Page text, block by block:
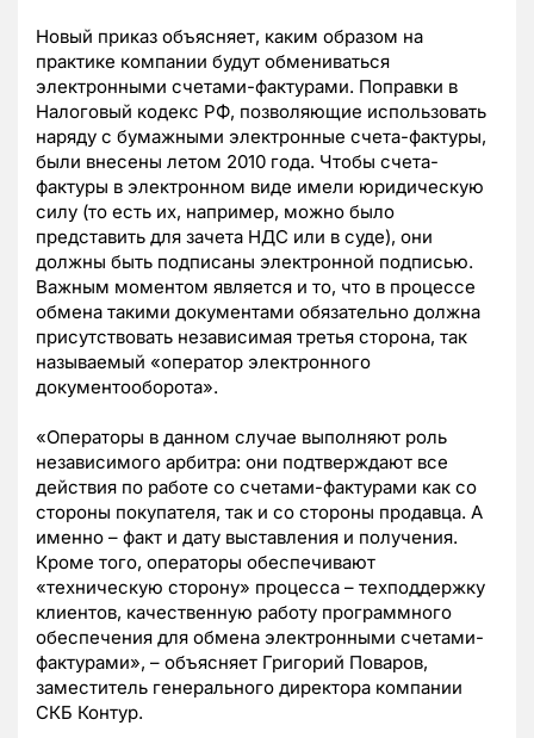
Новый приказ объясняет, каким образом на
практике компании будут обмениваться
электронными счетами-фактурами. Поправки в
Налоговый кодекс РФ, позволяющие использовать
наряду с бумажными электронные счета-фактуры,
были внесены летом 2010 года. Чтобы счета-
фактуры в электронном виде имели юридическую
силу (то есть их, например, можно было
представить для зачета НДС или в суде), они
должны быть подписаны электронной подписью.
Важным моментом является и то, что в процессе
обмена такими документами обязательно должна
присутствовать независимая третья сторона, так
называемый «оператор электронного
документооборота».
«Операторы в данном случае выполняют роль
независимого арбитра: они подтверждают все
действия по работе со счетами-фактурами как со
стороны покупателя, так и со стороны продавца. А
именно – факт и дату выставления и получения.
Кроме того, операторы обеспечивают
«техническую сторону» процесса – техподдержку
клиентов, качественную работу программного
обеспечения для обмена электронными счетами-
фактурами», – объясняет Григорий Поваров,
заместитель генерального директора компании
СКБ Контур.